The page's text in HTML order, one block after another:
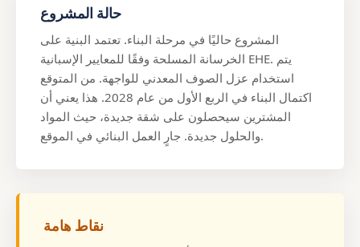
حالة المشروع
المشروع حاليًا في مرحلة البناء. تعتمد البنية على
الخرسانة المسلحة وفقًا للمعايير الإسبانية EHE. يتم
استخدام عزل الصوف المعدني للواجهة. من المتوقع
اكتمال البناء في الربع الأول من عام 2028. هذا يعني أن
المشترين سيحصلون على شقة جديدة، حيث المواد
والحلول جديدة. جارٍ العمل البنائي في الموقع.
نقاط هامة